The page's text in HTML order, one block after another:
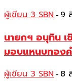
ผู้เขียน 3 SBN - 9
นายกฯ อนุทิน
มอบแหนบทองค
ผู้เขียน 3 SBN - 8